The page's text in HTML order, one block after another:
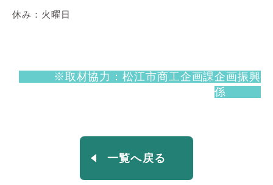
休み：火曜日
※取材協力：松江市商工企画課企画振興
係
一覧へ戻る